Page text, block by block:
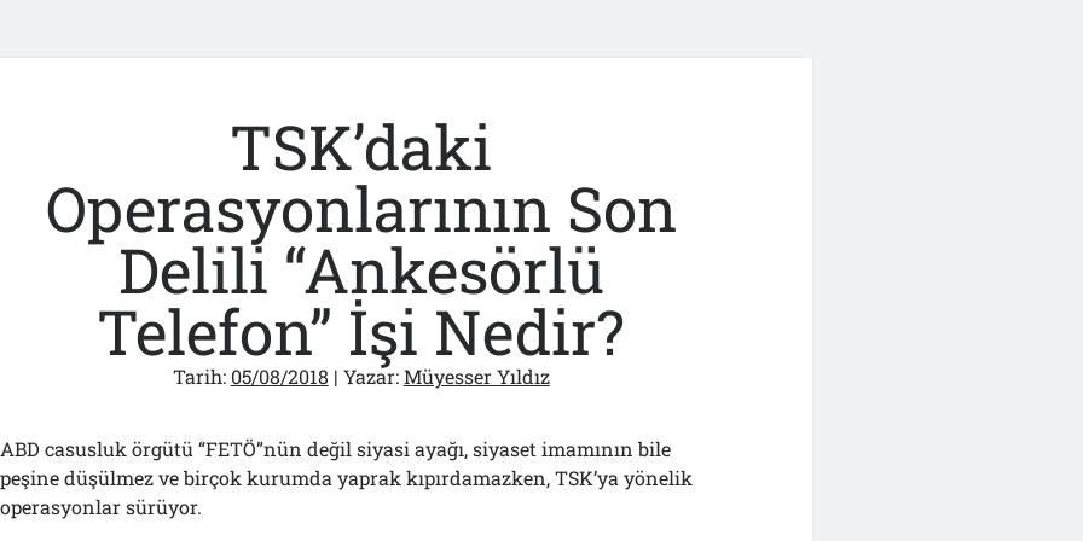
TSK’daki
Operasyonlarının Son
Delili “Ankesörlü
Telefon” İşi Nedir?
Tarih: 05/08/2018 | Yazar:Müyesser Yıldız
ABD casusluk örgütü “FETÖ”nün değil siyasi ayağı, siyaset imamının bile
peşine düşülmez ve birçok kurumda yaprak kıpırdamazken, TSK’ya yönelik
operasyonlar sürüyor.